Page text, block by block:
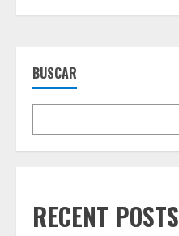
BUSCAR
RECENT POSTS